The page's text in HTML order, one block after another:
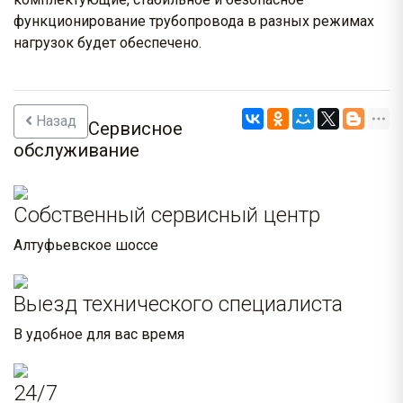
функционирование трубопровода в разных режимах
нагрузок будет обеспечено.
Назад
Сервисное
обслуживание
Собственный сервисный центр
Алтуфьевское шоссе
Выезд технического специалиста
В удобное для вас время
24/7